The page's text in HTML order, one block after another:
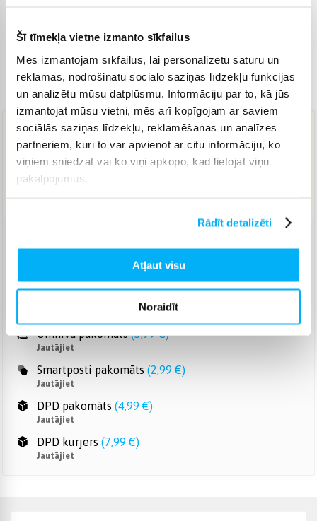
Šī tīmekļa vietne izmanto sīkfailus
Mēs izmantojam sīkfailus, lai personalizētu saturu un
reklāmas, nodrošinātu sociālo saziņas līdzekļu funkcijas
un analizētu mūsu datplūsmu. Informāciju par to, kā jūs
izmantojat mūsu vietni, mēs arī kopīgojam ar saviem
sociālās saziņas līdzekļu, reklamēšanas un analīzes
partneriem, kuri to var apvienot ar citu informāciju, ko
viņiem sniedzat vai ko viņi apkopo, kad lietojat viņu
pakalpojumus.
Rādīt detalizēti
Atļaut visu
Noraidīt
Preces kods 4816595
50,06 €
Venipak pakomāts (2,99 €)
Venipak Kurjers (6,99 €)
Omniva pakomāts (3,99 €)
Jautājiet
Smartposti pakomāts (2,99 €)
Jautājiet
DPD pakomāts (4,99 €)
Jautājiet
DPD kurjers (7,99 €)
Jautājiet